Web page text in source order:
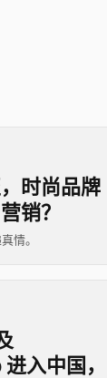
时尚品牌
销？
情。
入中国，